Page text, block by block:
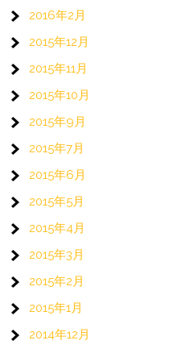
2016年2月
2015年12月
2015年11月
2015年10月
2015年9月
2015年7月
2015年6月
2015年5月
2015年4月
2015年3月
2015年2月
2015年1月
2014年12月